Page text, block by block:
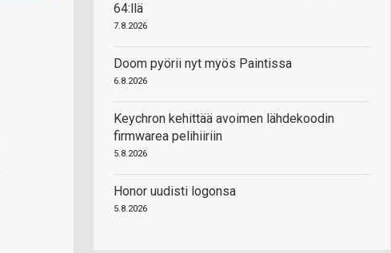
64:llä
7.8.2026
Doom pyörii nyt myös Paintissa
6.8.2026
Keychron kehittää avoimen lähdekoodin
firmwarea pelihiiriin
5.8.2026
Honor uudisti logonsa
5.8.2026